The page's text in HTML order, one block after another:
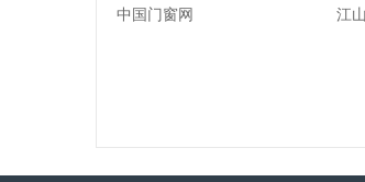
中国门窗网
江